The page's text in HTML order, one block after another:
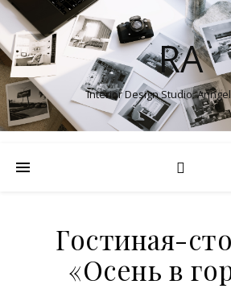
RA
Interior Design Studio.
Гостиная-
«Осень в